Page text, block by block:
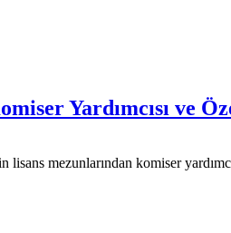
Yardımcısı ve
mezunlarından komiser